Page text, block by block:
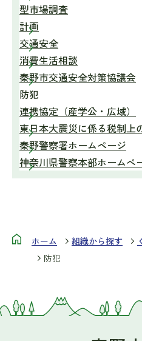
型市場調査
計画
交通安全
消費生活相談
秦野市交通安全対策協議会
防犯
連携協定（産学公・広域）
東日本大震災に係る税制上
秦野警察署ホームページ
神奈川県警察本部ホームぺ
ホーム 組織から探す
防犯